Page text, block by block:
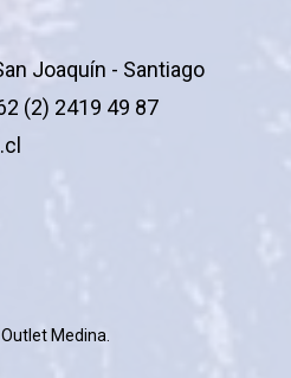
Joaquín - Santiago
(2) 2419 49 87
Medina.